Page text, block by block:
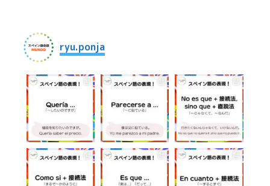
ョ
ン
ryu.ponja